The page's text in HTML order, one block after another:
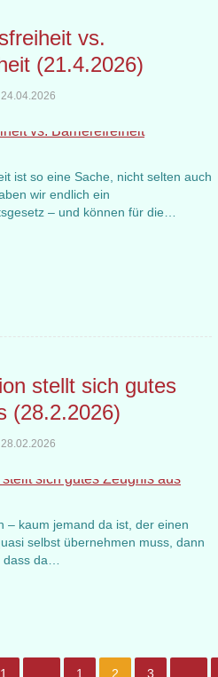
vs.
(21.4.2026)
24.04.2026
ist so eine Sache, nicht selten auch
wir endlich ein
– und können für die…
stellt sich gutes
(28.2.2026)
28.02.2026
– kaum jemand da ist, der einen
selbst übernehmen muss, dann
da…
1 1 2 3